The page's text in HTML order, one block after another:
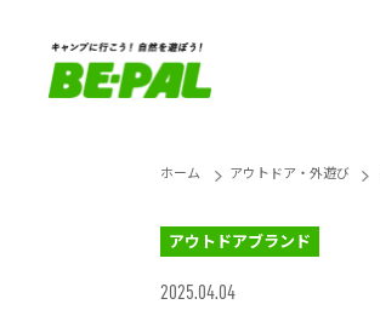
ホーム アウトドア・外遊び
アウトドアブランド
2025.04.04